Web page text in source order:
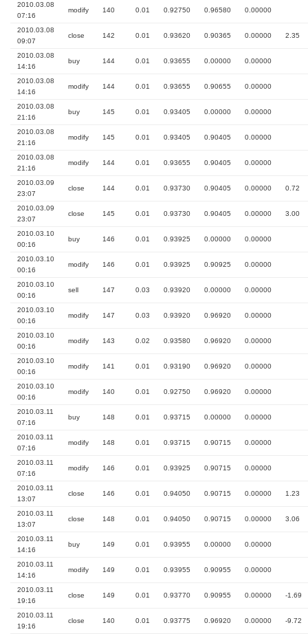
2010.03.08
07:16
modify 140 0.01 0.92750 0.96580 0.00000
2010.03.08
09:07
close 142 0.01 0.93620 0.90365 0.00000 2.35
2010.03.08
14:16
buy 144 0.01 0.93655 0.00000 0.00000
2010.03.08
14:16
modify 144 0.01 0.93655 0.90655 0.00000
2010.03.08
21:16
buy 145 0.01 0.93405 0.00000 0.00000
2010.03.08
21:16
modify 145 0.01 0.93405 0.90405 0.00000
2010.03.08
21:16
modify 144 0.01 0.93655 0.90405 0.00000
2010.03.09
23:07
close 144 0.01 0.93730 0.90405 0.00000 0.72
2010.03.09
23:07
close 145 0.01 0.93730 0.90405 0.00000 3.00
2010.03.10
00:16
buy 146 0.01 0.93925 0.00000 0.00000
2010.03.10
00:16
modify 146 0.01 0.93925 0.90925 0.00000
2010.03.10
00:16
sell 147 0.03 0.93920 0.00000 0.00000
2010.03.10
00:16
modify 147 0.03 0.93920 0.96920 0.00000
2010.03.10
00:16
modify 143 0.02 0.93580 0.96920 0.00000
2010.03.10
00:16
modify 141 0.01 0.93190 0.96920 0.00000
2010.03.10
00:16
modify 140 0.01 0.92750 0.96920 0.00000
2010.03.11
07:16
buy 148 0.01 0.93715 0.00000 0.00000
2010.03.11
07:16
modify 148 0.01 0.93715 0.90715 0.00000
2010.03.11
07:16
modify 146 0.01 0.93925 0.90715 0.00000
2010.03.11
13:07
close 146 0.01 0.94050 0.90715 0.00000 1.23
2010.03.11
13:07
close 148 0.01 0.94050 0.90715 0.00000 3.06
2010.03.11
14:16
buy 149 0.01 0.93955 0.00000 0.00000
2010.03.11
14:16
modify 149 0.01 0.93955 0.90955 0.00000
2010.03.11
19:16
close 149 0.01 0.93770 0.90955 0.00000 -1.69
2010.03.11
19:16
close 140 0.01 0.93775 0.96920 0.00000 -9.72